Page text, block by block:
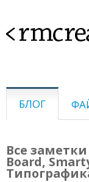
БЛОГ
Все
Board,